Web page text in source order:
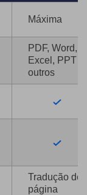
Máxima
PDF, Word,
Excel, PPT e
outros
Tradução de
página